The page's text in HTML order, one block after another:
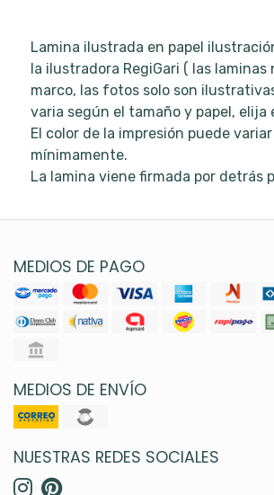
Lamina ilustrada en papel
la ilustradora RegiGari ( las laminas
marco, las fotos solo son
varia según el tamaño y papel, elija
El color de la impresión puede variar
mínimamente.
La lamina viene firmada por detrás
MEDIOS DE PAGO
MEDIOS DE ENVÍO
NUESTRAS REDES SOCIALES